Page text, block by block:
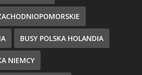
BUSY POLSKA HOLANDIA
NIEMCY